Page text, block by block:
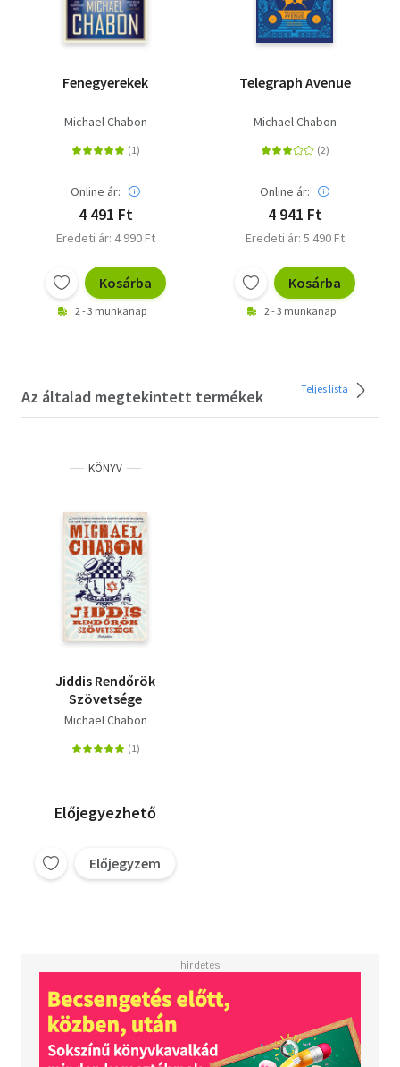
Fenegyerekek
Michael Chabon
Online ár:
4 491 Ft
Eredeti ár: 4 990 Ft
Kosárba
2 - 3 munkanap
Telegraph Avenue
Michael Chabon
Online ár:
4 941 Ft
Eredeti ár: 5 490 Ft
Kosárba
2 - 3 munkanap
Az általad megtekintett termékek Teljes lista
KÖNYV
Jiddis Rendőrök
Szövetsége
Michael Chabon
Előjegyezhető
Előjegyzem